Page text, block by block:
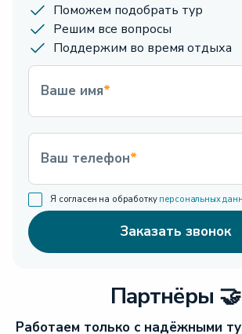
Поможем подобрать тур
Решим все вопросы
Поддержим во время отдыха
Ваше имя*
Ваш телефон*
Я согласен на обработку персональных
Заказать звонок
Партнёры 🤝
Работаем только с надёжными